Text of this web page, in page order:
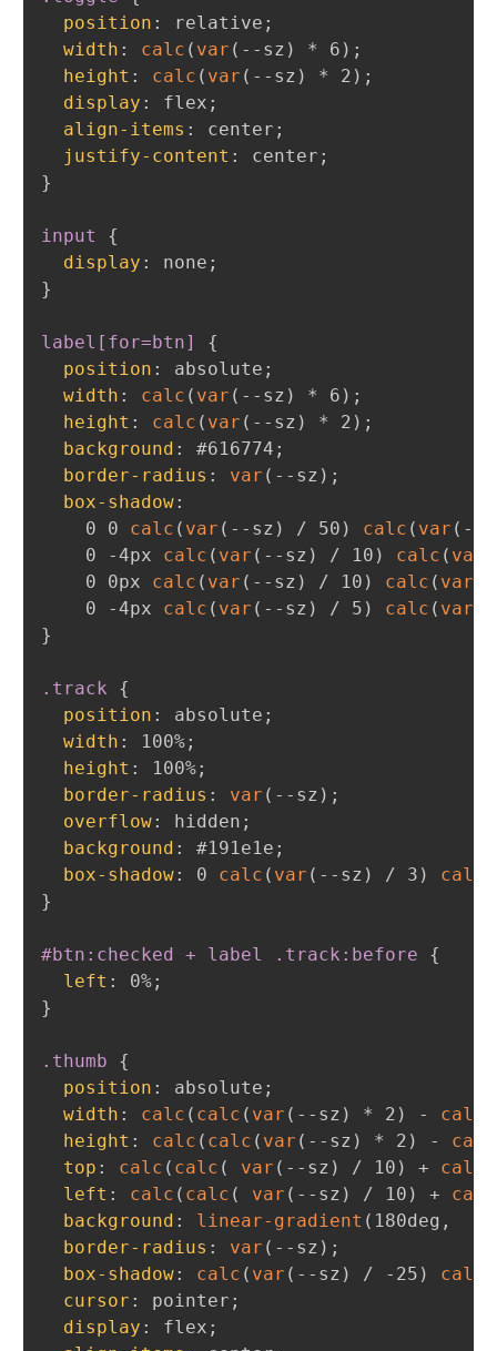
position : relative ;
width : calc ( var ( --sz ) * 6 ) ;
height : calc ( var ( --sz ) * 2 ) ;
display : flex ;
align-items : center ;
justify-content : center ;
}
input
{
display : none ;
}
label[for=btn]
{
position : absolute ;
width : calc ( var ( --sz ) * 6 ) ;
height : calc ( var ( --sz ) * 2 ) ;
background : #616774 ;
border-radius : var ( --sz ) ;
box-shadow:
    0 0
calc ( var ( --sz ) / 50 ) calc ( var ( --
    0 -4px
calc ( var ( --sz ) / 10 ) calc ( var
    0 0px
calc ( var ( --sz ) / 10 ) calc ( var
    0 -4px
calc ( var ( --sz ) / 5 ) calc ( var
}
.track
{
position : absolute ;
width : 100%;
height : 100%;
border-radius : var ( --sz ) ;
overflow: hidden ;
background : #191e1e ;
box-shadow: 0 calc ( var ( --sz ) / 3 ) calc
}
#btn:checked + label .track:before
{
left : 0%;
}
.thumb
{
position : absolute ;
width : calc ( calc ( var ( --sz ) * 2 ) - calc
height : calc ( calc ( var ( --sz ) * 2 ) - calc
top : calc ( calc ( var ( --sz ) / 10 ) + calc
left : calc ( calc ( var ( --sz ) / 10 ) + calc
background : linear-gradient ( 180deg ,
border-radius : var ( --sz ) ;
box-shadow: calc ( var ( --sz ) / -25 ) calc
cursor : pointer ;
display : flex ;